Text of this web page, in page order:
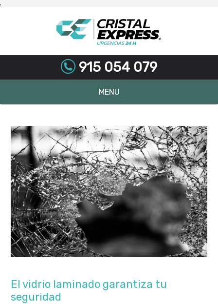
.
915 054 079
MENU
El vidrio laminado garantiza tu
seguridad